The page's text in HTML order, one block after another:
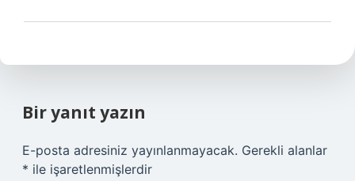
Bir yanıt yazın
E-posta adresiniz yayınlanmayacak. Gerekli alanlar
* ile işaretlenmişlerdir